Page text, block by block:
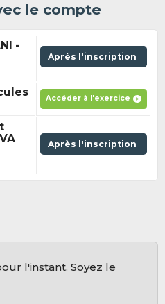
le compte
-
Après l'inscription
Accéder à l'exercice
Après l'inscription
l'instant. Soyez le